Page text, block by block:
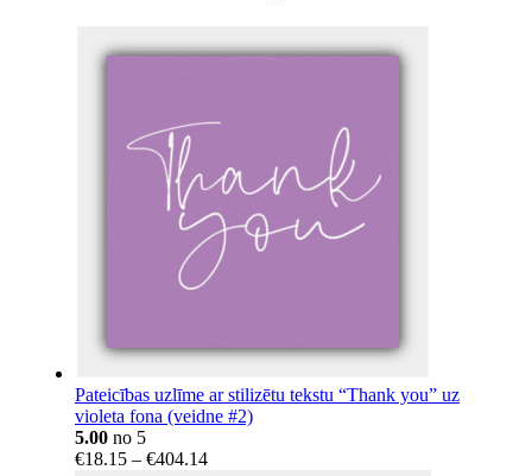
Pateicības uzlīme ar stilizētu tekstu “Thank you” uz
violeta fona (veidne #2)
5.00 no 5
€18.15 – €404.14Price